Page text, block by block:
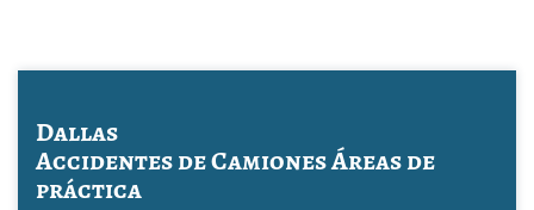
Dallas
Accidentes de CamionesÁreas de
práctica